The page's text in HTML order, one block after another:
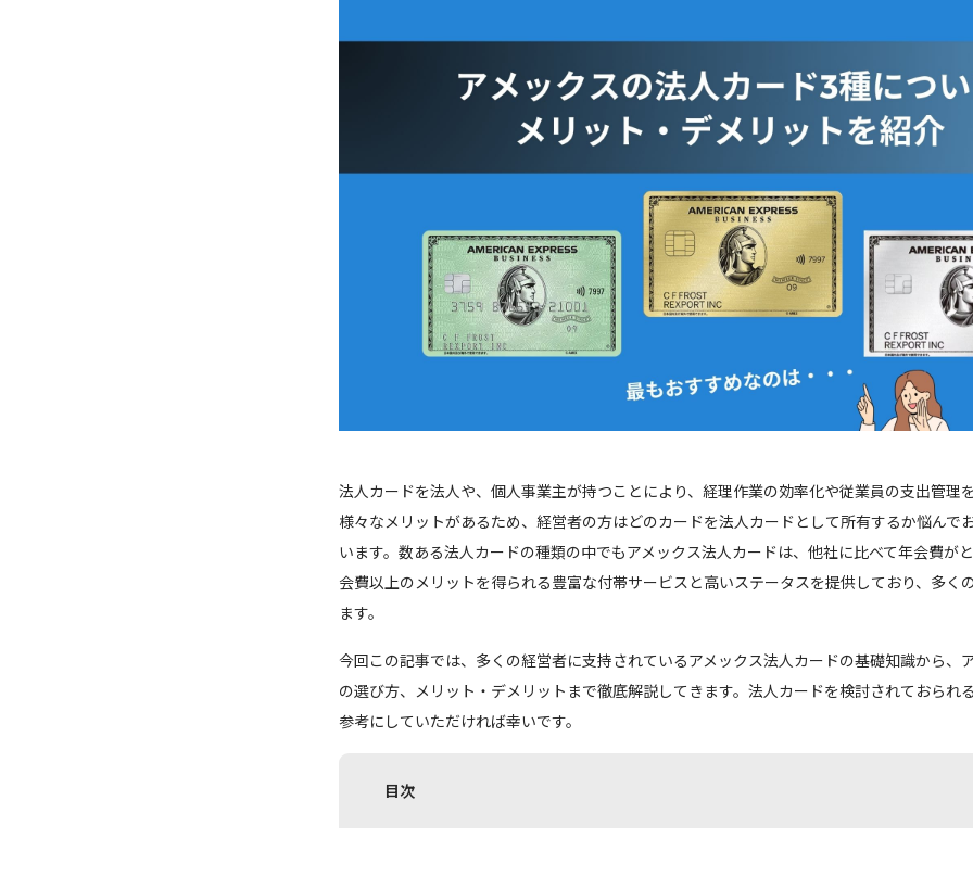
法人カードを法人や、個人事業主が持つことにより、経理作業の効率化や従業員の支出管理
様々なメリットがあるため、経営者の方はどのカードを法人カードとして所有するか悩んで
います。数ある法人カードの種類の中でもアメックス法人カードは、他社に比べて年会費が
会費以上のメリットを得られる豊富な付帯サービスと高いステータスを提供しており、多く
ます。
今回この記事では、多くの経営者に支持されているアメックス法人カードの基礎知識から、
の選び方、メリット・デメリットまで徹底解説してきます。法人カードを検討されておられ
参考にしていただければ幸いです。
目次